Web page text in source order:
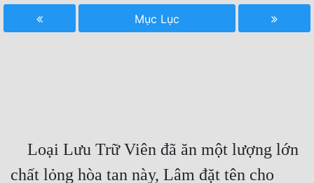
Hoàn Thành
Truyện Dịch
Mục Lục
chất lỏng hòa tan này, Lâm đặt tên cho